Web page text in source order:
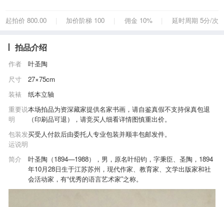
起拍价 800.00 加价阶梯 100 佣金 10% 延时周期 5分/次
拍品介绍
作者
叶圣陶
尺寸
27×75cm
装裱
纸本立轴
重要说
明
本场拍品为资深藏家提供名家书画，请自鉴真假不支持保真包退
（印刷品可退），请竞买人细看详情图慎重出价。
包装发
运说明
买受人付款后由委托人专业包装并顺丰包邮发件。
简介
叶圣陶（1894—1988），男，原名叶绍钧，字秉臣、圣陶，1894
年10月28日生于江苏苏州，现代作家、教育家、文学出版家和社
会活动家，有“优秀的语言艺术家”之称。